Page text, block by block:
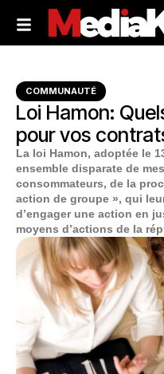
COMMUNAUTÉ
Loi Hamon:
pour vos
La loi Hamon, adoptée le
ensemble disparate de
consommateurs, de la
action de groupe », qui
d’engager une action en
moyens d’actions de la